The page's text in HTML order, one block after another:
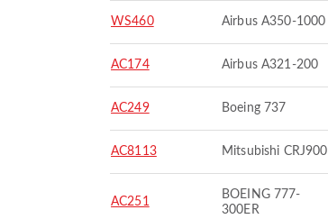
WS460 Airbus A350-1000
AC174 Airbus A321-200
AC249 Boeing 737
AC8113 Mitsubishi CRJ900
AC251
BOEING 777-
300ER